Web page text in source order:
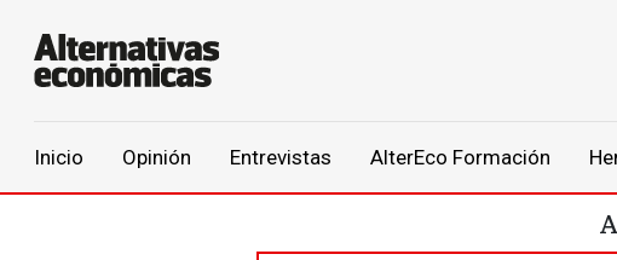
Inicio Opinión Entrevistas AlterEco Formación